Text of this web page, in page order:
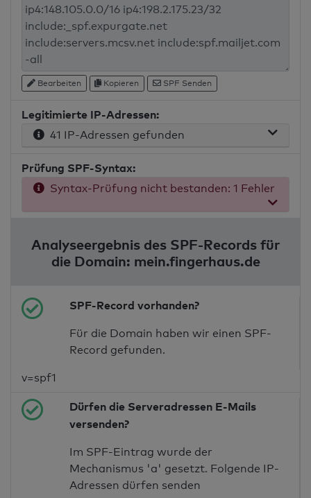
Bearbeiten Kopieren SPF Senden
Legitimierte IP-Adressen:
41 IP-Adressen gefunden
Prüfung SPF-Syntax:
Syntax-Prüfung nicht bestanden: 1 Fehler
Analyseergebnis des SPF-Records für
die Domain: mein.fingerhaus.de
SPF-Record vorhanden?
Für die Domain haben wir einen SPF-
Record gefunden.
v=spf1
Dürfen die Serveradressen E-Mails
versenden?
Im SPF-Eintrag wurde der
Mechanismus 'a' gesetzt. Folgende IP-
Adressen dürfen senden